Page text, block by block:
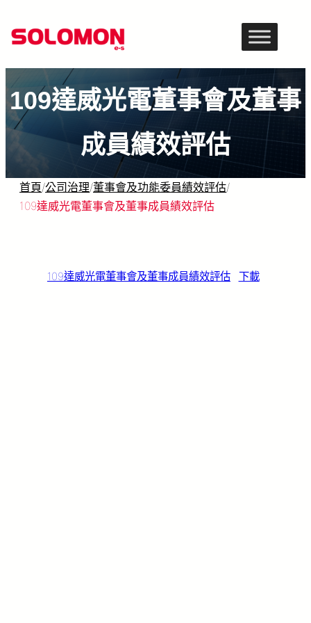
至
要
內
容
109達威光電董事會及董事
成員績效評估
首頁/公司治理/董事會及功能委員績效評估/
109達威光電董事會及董事成員績效評估
109達威光電董事會及董事成員績效評估 下載